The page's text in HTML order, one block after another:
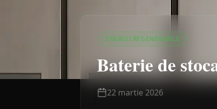
ENERGII REGENERABILE
Baterie de
22 martie 2026